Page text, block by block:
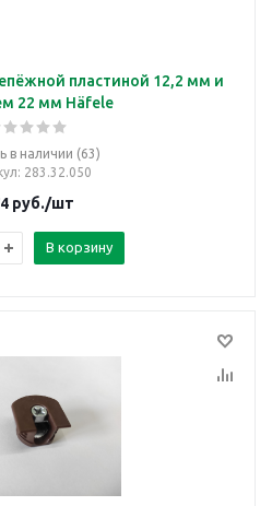
пластиной 12,2 мм и
22 мм Häfele
в наличии (63)
: 283.32.050
руб./шт
В корзину